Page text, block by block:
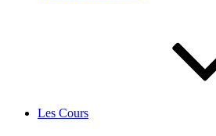
Les Cours